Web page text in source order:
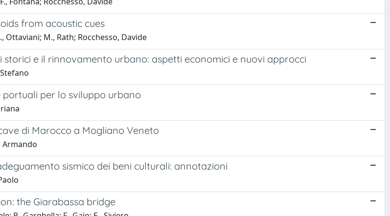
from acoustic cues
Ottaviani; M., Rath; Rocchesso, Davide
storici e il rinnovamento urbano: aspetti economici e nuovi approcci
portuali per lo sviluppo urbano
di Marocco a Mogliano Veneto
Armando
sismico dei beni culturali: annotazioni
the Giarabassa bridge